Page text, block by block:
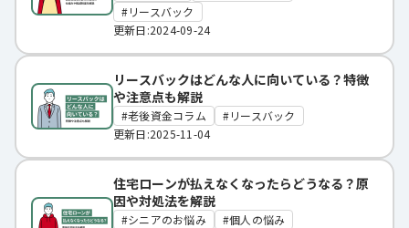
リースバック
更新日:2024-09-24
リースバックはどんな人に向いている？特徴
や注意点も解説
老後資金コラム
リースバック
更新日:2025-11-04
住宅ローンが払えなくなったらどうなる？原
因や対処法を解説
シニアのお悩み
個人の悩み